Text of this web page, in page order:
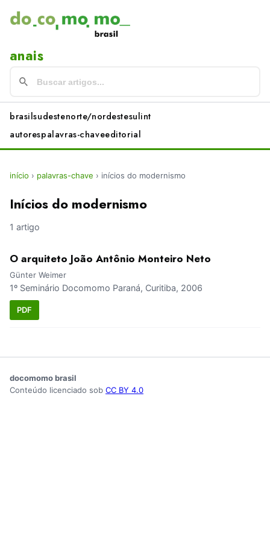
anais
brasilsudestenorte/nordestesulint
autorespalavras-chaveeditorial
início › palavras-chave › inícios do modernismo
Inícios do modernismo
1 artigo
O arquiteto João Antônio Monteiro Neto
Günter Weimer
1º Seminário Docomomo Paraná, Curitiba, 2006
PDF
docomomo brasil
Conteúdo licenciado sob CC BY 4.0